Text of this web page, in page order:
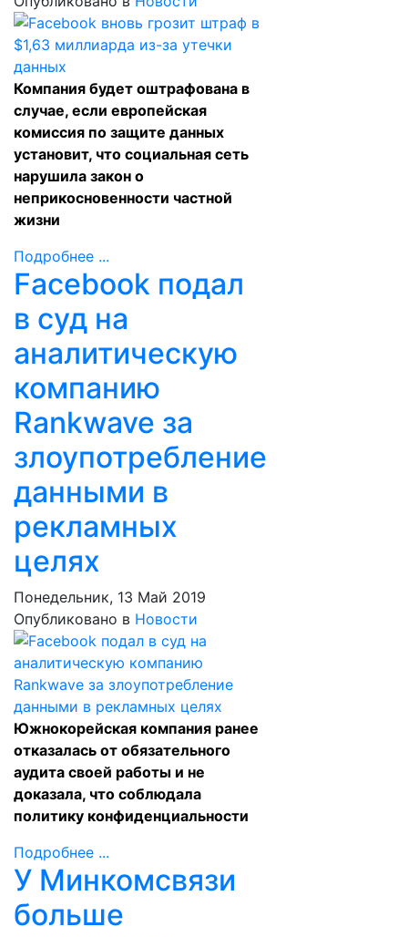
Компания будет оштрафована в
случае, если европейская
комиссия по защите данных
установит, что социальная сеть
нарушила закон о
неприкосновенности частной
жизни
Подробнее ...
Facebook подал
в суд на
аналитическую
компанию
Rankwave за
злоупотребление
данными в
рекламных
целях
Понедельник, 13 Май 2019
Опубликовано в Новости
Южнокорейская компания ранее
отказалась от обязательного
аудита своей работы и не
доказала, что соблюдала
политику конфиденциальности
Подробнее ...
У Минкомсвязи
больше